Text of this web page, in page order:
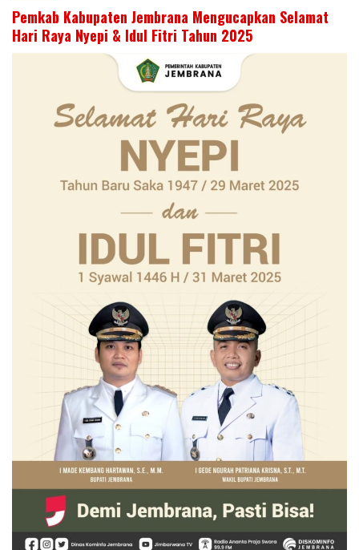
Pemkab Kabupaten Jembrana Mengucapkan Selamat
Hari Raya Nyepi & Idul Fitri Tahun 2025